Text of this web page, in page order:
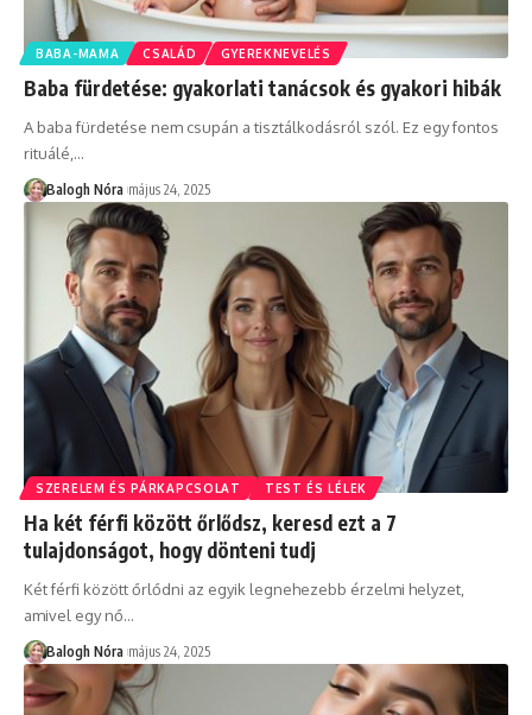
BABA-MAMA CSALÁD GYEREKNEVELÉS
Baba fürdetése: gyakorlati tanácsok és gyakori hibák
A baba fürdetése nem csupán a tisztálkodásról szól. Ez egy fontos
rituálé, …
Balogh Nóra május 24, 2025
SZERELEM ÉS PÁRKAPCSOLAT TEST ÉS LÉLEK
Ha két férfi között őrlődsz, keresd ezt a 7
tulajdonságot, hogy dönteni tudj
Két férfi között őrlődni az egyik legnehezebb érzelmi helyzet,
amivel egy nő…
Balogh Nóra május 24, 2025